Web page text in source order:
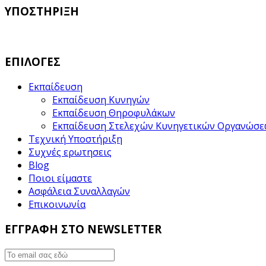
ΥΠΟΣΤΗΡΙΞΗ
ΕΠΙΛΟΓΕΣ
Εκπαίδευση
Εκπαίδευση Κυνηγών
Εκπαίδευση Θηροφυλάκων
Εκπαίδευση Στελεχών Κυνηγετικών
Τεχνική Υποστήριξη
Συχνές ερωτησεις
Blog
Ποιοι είμαστε
Ασφάλεια Συναλλαγών
Επικοινωνία
ΕΓΓΡΑΦΗ ΣΤΟ NEWSLETTER